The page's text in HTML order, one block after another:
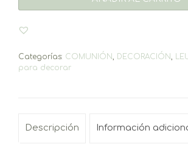
Categorías: COMUNIÓN DECORACIÓN
para decorar
Descripción Información